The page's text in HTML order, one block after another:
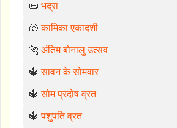
📜 भद्रा
🐚कामिका एकादशी
🐅 अंतिम बोनालु उत्सव
🔱सावन के सोमवार
🔱सोम प्रदोष व्रत
🔱पशुपति व्रत